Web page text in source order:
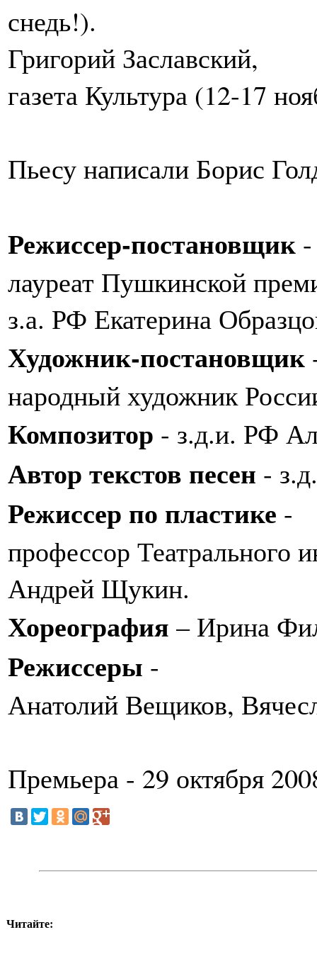
снедь!).
Григорий Заславский,
газета Культура (12-17
Пьесу написали Борис
Режиссер-постановщик -
лауреат Пушкинской
з.а. РФ Екатерина
Художник-постановщик
народный художник
Композитор - з.д.и. РФ
Автор текстов песен -
Режиссер по пластике -
профессор Театрального
Андрей Щукин.
Хореография – Ирина
Режиссеры -
Анатолий Вещиков,
Премьера - 29 октября
Читайте: